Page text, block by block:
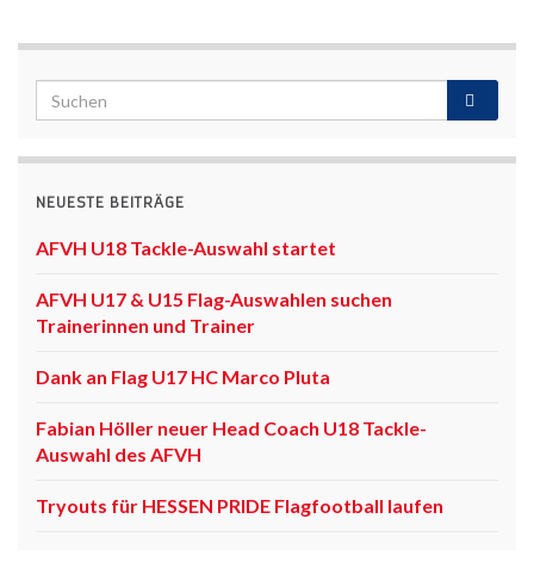
NEUESTE BEITRÄGE
AFVH U18 Tackle-Auswahl startet
AFVH U17 & U15 Flag-Auswahlen suchen
Trainerinnen und Trainer
Dank an Flag U17 HC Marco Pluta
Fabian Höller neuer Head Coach U18 Tackle-
Auswahl des AFVH
Tryouts für HESSEN PRIDE Flagfootball laufen